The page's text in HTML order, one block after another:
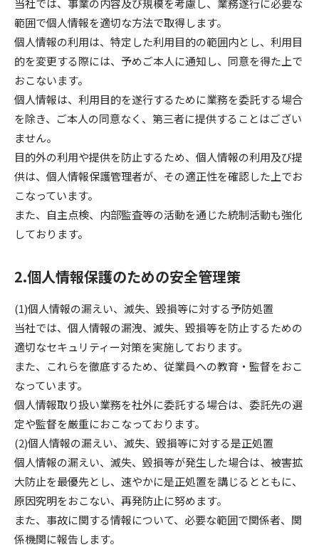
当社では、事業の内容及び規模を考慮し、業務遂行に必要な
範囲で個人情報を適切な方法で取得します。
個人情報の利用は、特定した利用目的の範囲内とし、利用目
的を変更する際には、予めご本人に通知し、同意を得た上で
おこないます。
個人情報は、利用目的を遂行するために業務を委託する場合
を除き、ご本人の同意なく、第三者に提供することはござい
ません。
目的外の利用や提供を防止するため、個人情報の利用及び提
供は、個人情報保護管理者が、その適正性を確認した上でお
こなっています。
また、自主点検、内部監査等の活動を通じた統制活動も強化
しております。
2.個人情報保護のための安全管理策
(1)個人情報の漏えい、滅失、毀損等に対する予防処置
当社では、個人情報の漏洩、滅失、毀損等を防止するための
適切なセキュリティー対策を実施しております。
また、これらを徹底するため、従業員への教育・監督をおこ
なっています。
個人情報取り扱い業務を社外に委託する場合は、委託先の選
定や監督を厳重におこなっております。
(2)個人情報の漏えい、滅失、毀損等に対する是正処置
個人情報の漏えい、滅失、毀損等が発生した場合は、被害拡
大防止を最優先とし、速やかに是正処置を講じるとともに、
原因究明をおこない、再発防止に努めます。
また、事故に関する情報について、必要な範囲で関係者、関
係機関に報告します。